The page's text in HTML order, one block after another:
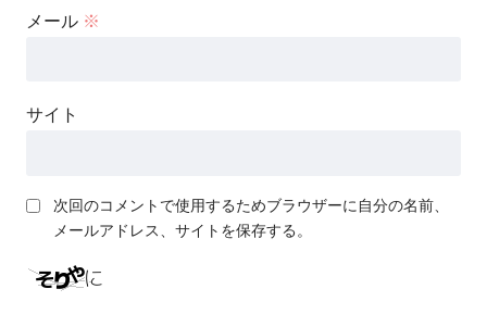
メール ※
サイト
次回のコメントで使用するためブラウザーに自分の名前、
メールアドレス、サイトを保存する。